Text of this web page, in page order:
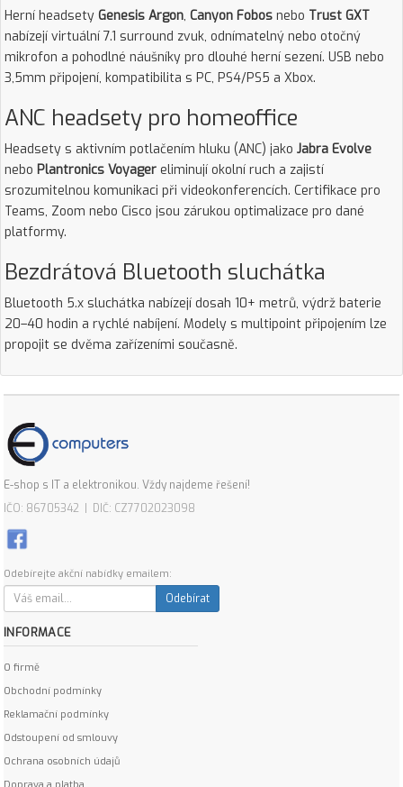
Herní headsety Genesis Argon, Canyon Fobos nebo Trust GXT
nabízejí virtuální 7.1 surround zvuk, odnímatelný nebo otočný
mikrofon a pohodlné náušníky pro dlouhé herní sezení. USB nebo
3,5mm připojení, kompatibilita s PC, PS4/PS5 a Xbox.
ANC headsety pro homeoffice
Headsety s aktivním potlačením hluku (ANC) jako Jabra Evolve
nebo Plantronics Voyager eliminují okolní ruch a zajistí
srozumitelnou komunikaci při videokonferencích. Certifikace pro
Teams, Zoom nebo Cisco jsou zárukou optimalizace pro dané
platformy.
Bezdrátová Bluetooth sluchátka
Bluetooth 5.x sluchátka nabízejí dosah 10+ metrů, výdrž baterie
20–40 hodin a rychlé nabíjení. Modely s multipoint připojením lze
propojit se dvěma zařízeními současně.
E-shop s IT a elektronikou. Vždy najdeme řešení!
IČO: 86705342 | DIČ: CZ7702023098
Odebírejte akční nabídky emailem:
Odebírat
INFORMACE
O firmě
Obchodní podmínky
Reklamační podmínky
Odstoupení od smlouvy
Ochrana osobních údajů